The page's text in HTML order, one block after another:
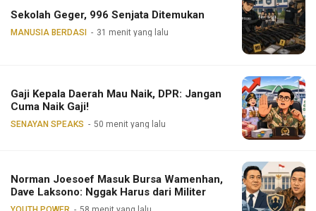
Sekolah Geger, 996 Senjata Ditemukan
MANUSIA BERDASI 31 menit yang lalu
Gaji Kepala Daerah Mau Naik, DPR: Jangan
Cuma Naik Gaji!
SENAYAN SPEAKS 50 menit yang lalu
Norman Joesoef Masuk Bursa Wamenhan,
Dave Laksono: Nggak Harus dari Militer